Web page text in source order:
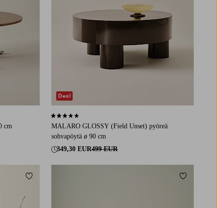
cm
MALARO GLOSSY (Field Unset) pyöreä
sohvapöytä ø 90 cm
349,30 EUR499 EUR
3,0 perustuen 2 arvosanaan
Deal
Lisää suosikkeihin Lisää